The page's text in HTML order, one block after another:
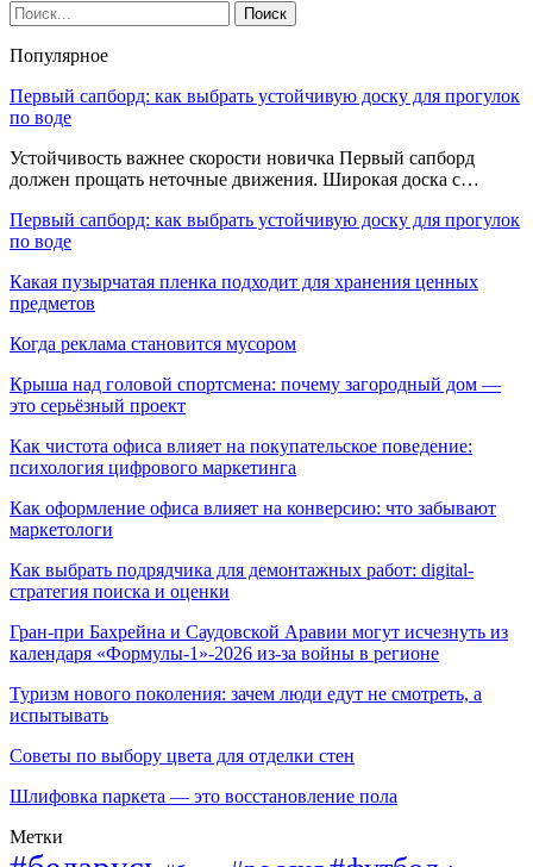
Популярное
Первый сапборд: как выбрать устойчивую доску для прогулок
по воде
Устойчивость важнее скорости новичка Первый сапборд
должен прощать неточные движения. Широкая доска с…
Первый сапборд: как выбрать устойчивую доску для прогулок
по воде
Какая пузырчатая пленка подходит для хранения ценных
предметов
Когда реклама становится мусором
Крыша над головой спортсмена: почему загородный дом —
это серьёзный проект
Как чистота офиса влияет на покупательское поведение:
психология цифрового маркетинга
Как оформление офиса влияет на конверсию: что забывают
маркетологи
Как выбрать подрядчика для демонтажных работ: digital-
стратегия поиска и оценки
Гран-при Бахрейна и Саудовской Аравии могут исчезнуть из
календаря «Формулы-1»-2026 из-за войны в регионе
Туризм нового поколения: зачем люди едут не смотреть, а
испытывать
Советы по выбору цвета для отделки стен
Шлифовка паркета — это восстановление пола
Метки